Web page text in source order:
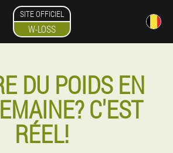
SITE OFFICIEL
W-LOSS
DU POIDS EN
C'EST
RÉEL!